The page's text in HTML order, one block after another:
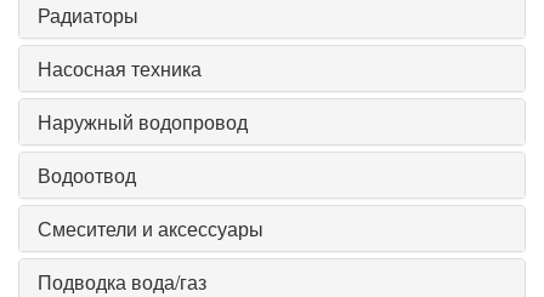
Радиаторы
Насосная техника
Наружный водопровод
Водоотвод
Смесители и аксессуары
Подводка вода/газ